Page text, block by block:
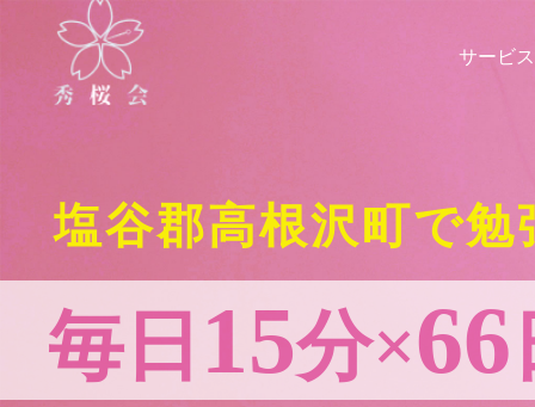
サービス
塩谷郡高根沢町で
毎日 15分×66